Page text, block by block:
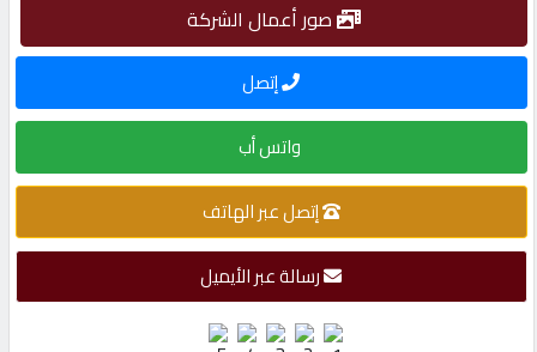
الأقسام
شركات
صور أعمال الشركة
إتصل
واتس أب
إتصل عبر الهاتف
رسالة عبر الأيميل